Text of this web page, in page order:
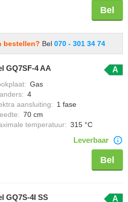
Bel
bestellen? Bel 070 - 301 34 74
GQ7SF-4 AA A
: Gas
: 4
aansluiting: 1 fase
: 70 cm
temperatuur: 315 °C
Leverbaar
Bel
GQ7S-4I SS A